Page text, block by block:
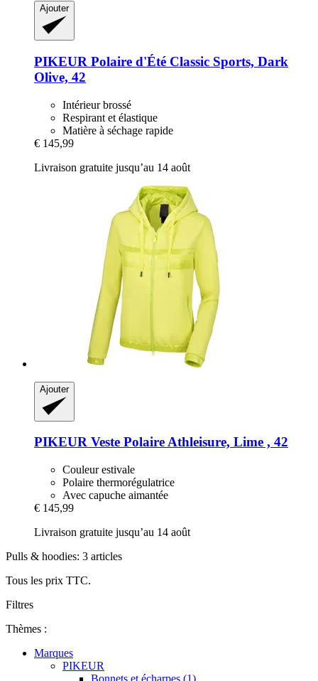
Ajouter
PIKEUR Polaire d'Été Classic Sports, Dark
Olive, 42
Intérieur brossé
Respirant et élastique
Matière à séchage rapide
€ 145,99
Livraison gratuite jusqu’au 14 août
Ajouter
PIKEUR Veste Polaire Athleisure, Lime , 42
Couleur estivale
Polaire thermorégulatrice
Avec capuche aimantée
€ 145,99
Livraison gratuite jusqu’au 14 août
Pulls & hoodies: 3 articles
Tous les prix TTC.
Filtres
Thèmes :
Marques
PIKEUR